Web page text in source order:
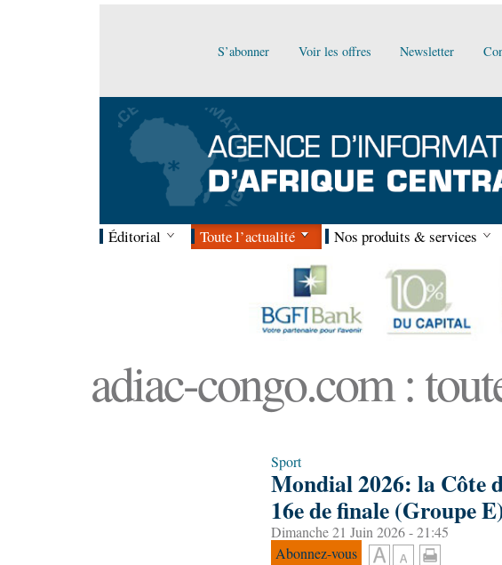
S’abonner Voir les offres Newsletter
Éditorial Toute l’actualité Nos produits & services
adiac-congo.com :
Sport
Mondial 2026: la Côte
16e de finale (Groupe
Dimanche 21 Juin 2026 - 21:45
Abonnez-vous